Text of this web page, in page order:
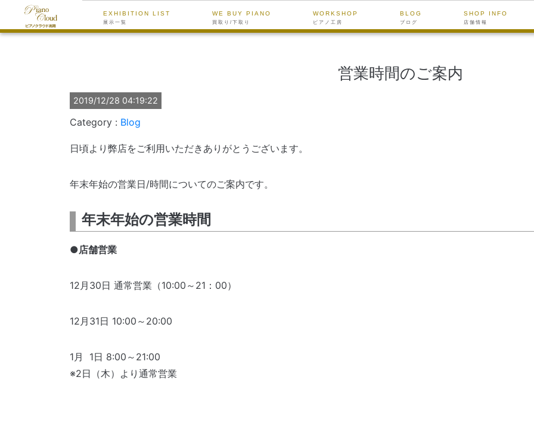
EXHIBITION LIST
展示一覧
WE BUY PIANO
買取り/下取り
WORKSHOP
ピアノ工房
BLOG
ブログ
SHOP INFO
店舗情報
営業時間のご案内
2019/12/28 04:19:22
Blog
日頃より弊店をご利用いただきありがとうございます。
年末年始の営業日/時間についてのご案内です。
年末年始の営業時間
●店舗営業
12月30日 通常営業（10:00～21：00）
12月31日 10:00～20:00
1月 1日 8:00～21:00
※2日（木）より通常営業